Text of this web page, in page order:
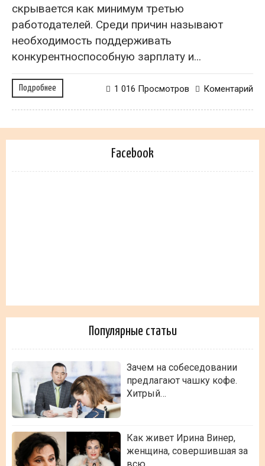
скрывается как минимум третью
работодателей. Среди причин называют
необходимость поддерживать
конкурентноспособную зарплату и...
Подробнее Коментарий
1 016 Просмотров
Facebook
Популярные статьи
Зачем на собеседовании
предлагают чашку кофе.
Хитрый…
Как живет Ирина Винер,
женщина, совершившая за